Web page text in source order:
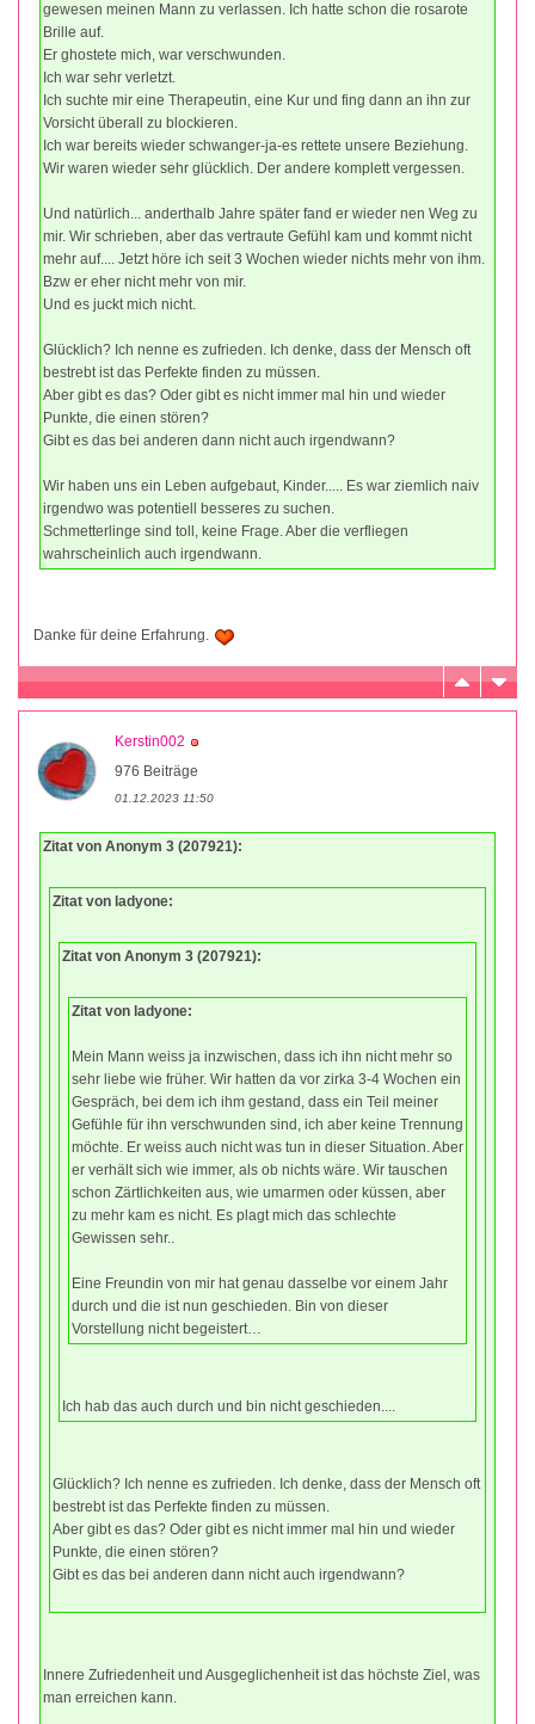
gewesen meinen Mann zu verlassen. Ich hatte schon die rosarote
Brille auf.
Er ghostete mich, war verschwunden.
Ich war sehr verletzt.
Ich suchte mir eine Therapeutin, eine Kur und fing dann an ihn zur
Vorsicht überall zu blockieren.
Ich war bereits wieder schwanger-ja-es rettete unsere Beziehung.
Wir waren wieder sehr glücklich. Der andere komplett vergessen.
Und natürlich... anderthalb Jahre später fand er wieder nen Weg zu
mir. Wir schrieben, aber das vertraute Gefühl kam und kommt nicht
mehr auf.... Jetzt höre ich seit 3 Wochen wieder nichts mehr von ihm.
Bzw er eher nicht mehr von mir.
Und es juckt mich nicht.
Glücklich? Ich nenne es zufrieden. Ich denke, dass der Mensch oft
bestrebt ist das Perfekte finden zu müssen.
Aber gibt es das? Oder gibt es nicht immer mal hin und wieder
Punkte, die einen stören?
Gibt es das bei anderen dann nicht auch irgendwann?
Wir haben uns ein Leben aufgebaut, Kinder..... Es war ziemlich naiv
irgendwo was potentiell besseres zu suchen.
Schmetterlinge sind toll, keine Frage. Aber die verfliegen
wahrscheinlich auch irgendwann.
Danke für deine Erfahrung.
Kerstin002
976 Beiträge
01.12.2023 11:50
Zitat von Anonym 3 (207921):
Zitat von ladyone:
Zitat von Anonym 3 (207921):
Zitat von ladyone:
Mein Mann weiss ja inzwischen, dass ich ihn nicht mehr so
sehr liebe wie früher. Wir hatten da vor zirka 3-4 Wochen ein
Gespräch, bei dem ich ihm gestand, dass ein Teil meiner
Gefühle für ihn verschwunden sind, ich aber keine Trennung
möchte. Er weiss auch nicht was tun in dieser Situation. Aber
er verhält sich wie immer, als ob nichts wäre. Wir tauschen
schon Zärtlichkeiten aus, wie umarmen oder küssen, aber
zu mehr kam es nicht. Es plagt mich das schlechte
Gewissen sehr..
Eine Freundin von mir hat genau dasselbe vor einem Jahr
durch und die ist nun geschieden. Bin von dieser
Vorstellung nicht begeistert…
Ich hab das auch durch und bin nicht geschieden....
Glücklich? Ich nenne es zufrieden. Ich denke, dass der Mensch oft
bestrebt ist das Perfekte finden zu müssen.
Aber gibt es das? Oder gibt es nicht immer mal hin und wieder
Punkte, die einen stören?
Gibt es das bei anderen dann nicht auch irgendwann?
Innere Zufriedenheit und Ausgeglichenheit ist das höchste Ziel, was
man erreichen kann.